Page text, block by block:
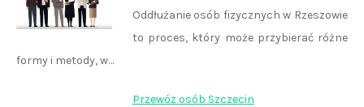
Oddłużanie osób fizycznych w Rzeszowie
to proces, który może przybierać różne
formy i metody, w…
Przewóz osób Szczecin